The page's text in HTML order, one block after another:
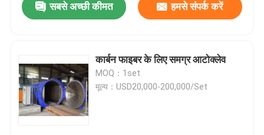
सबसे अच्छी कीमत हमसे संपर्क करें
कार्बन फाइबर के लिए समग्र आटोक्लेव
MOQ：1set
मूल्य：USD20,000-200,000/Set